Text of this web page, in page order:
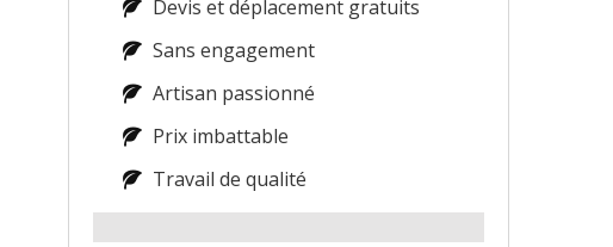
Devis et déplacement gratuits
Sans engagement
Artisan passionné
Prix imbattable
Travail de qualité